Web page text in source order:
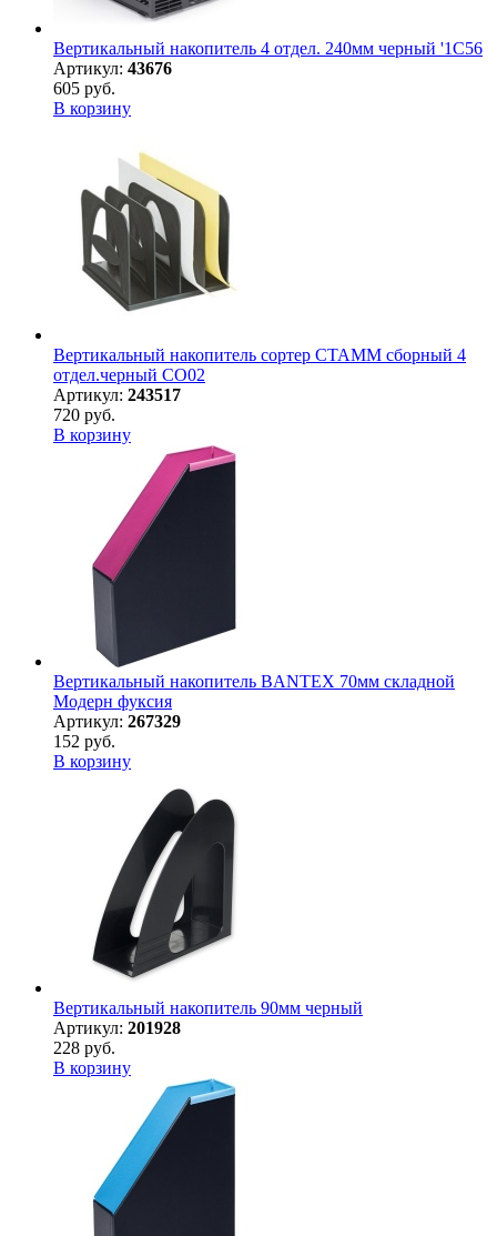
Вертикальный накопитель 4 отдел. 240мм черный '1С56
Артикул: 43676
605 руб.
В корзину
Вертикальный накопитель сортер СТАММ сборный 4
отдел.черный СО02
Артикул: 243517
720 руб.
В корзину
Вертикальный накопитель BANTEX 70мм складной
Модерн фуксия
Артикул: 267329
152 руб.
В корзину
Вертикальный накопитель 90мм черный
Артикул: 201928
228 руб.
В корзину